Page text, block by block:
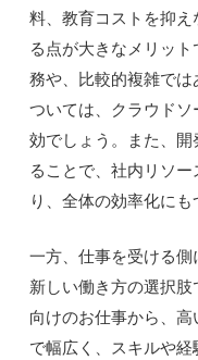
料、教育コストを抑
る点が大きなメリッ
務や、比較的複雑で
ついては、クラウド
効でしょう。また、
ることで、社内リソ
り、全体の効率化にも
一方、仕事を受ける
新しい働き方の選択
向けのお仕事から、
で幅広く、スキルや